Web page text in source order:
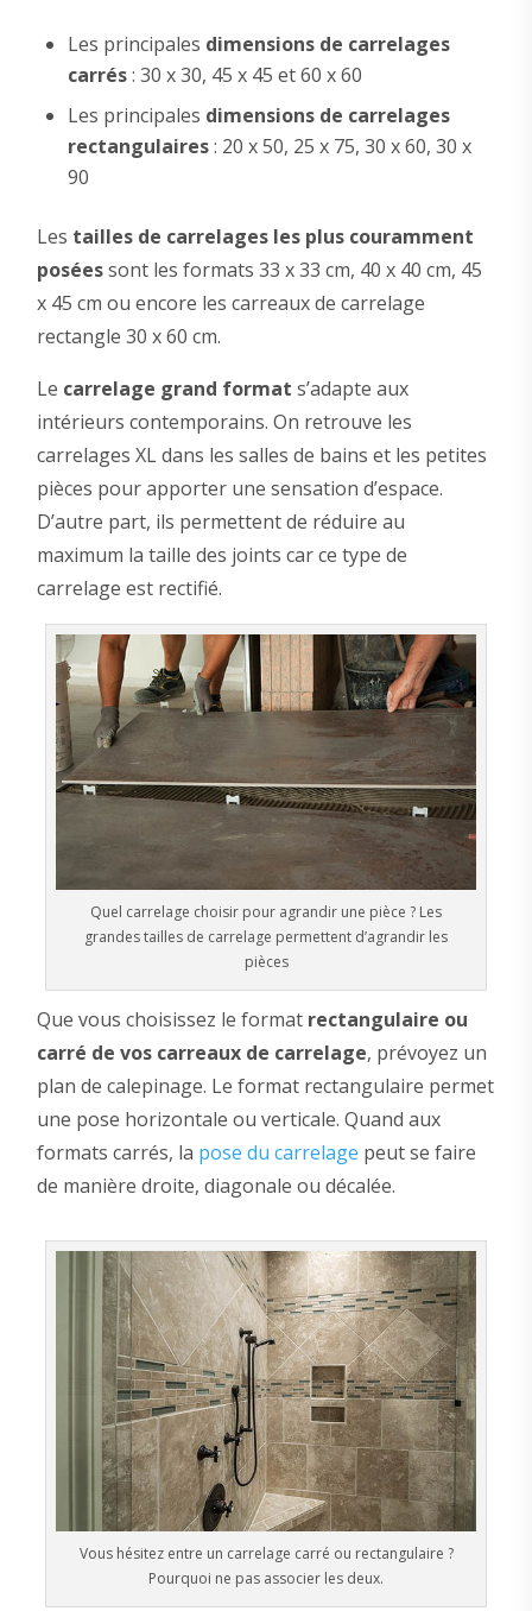
Les principales dimensions de carrelages
carrés: 30 x 30, 45 x 45 et 60 x 60
Les principales dimensions de carrelages
rectangulaires: 20 x 50, 25 x 75, 30 x 60, 30 x
90
Les tailles de carrelages les plus couramment
poséessont les formats 33 x 33 cm, 40 x 40 cm, 45
x 45 cm ou encore les carreaux de carrelage
rectangle 30 x 60 cm.
Le carrelage grand format s’adapte aux
intérieurs contemporains. On retrouve les
carrelages XL dans les salles de bains et les petites
pièces pour apporter une sensation d’espace.
D’autre part, ils permettent de réduire au
maximum la taille des joints car ce type de
carrelage est rectifié.
Quel carrelage choisir pour agrandir une pièce ? Les
grandes tailles de carrelage permettent d’agrandir les
pièces
Que vous choisissez le format rectangulaire ou
carré de vos carreaux de carrelage, prévoyez un
plan de calepinage. Le format rectangulaire permet
une pose horizontale ou verticale. Quand aux
formats carrés, la pose du carrelage peut se faire
de manière droite, diagonale ou décalée.
Vous hésitez entre un carrelage carré ou rectangulaire ?
Pourquoi ne pas associer les deux.